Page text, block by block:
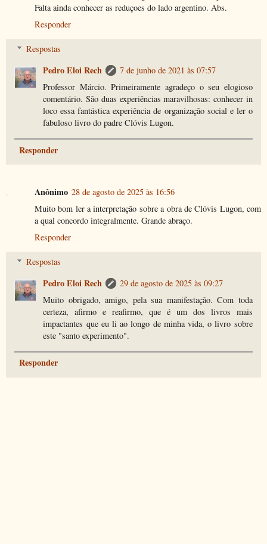
Falta ainda conhecer as reduçoes do lado argentino. Abs.
Responder
Respostas
Pedro Eloi Rech
7 de junho de 2021 às 07:57
Professor Márcio. Primeiramente agradeço o seu elogioso
comentário. São duas experiências maravilhosas: conhecer in
loco essa fantástica experiência de organização social e ler o
fabuloso livro do padre Clóvis Lugon.
Responder
Anônimo 28 de agosto de 2025 às 16:56
Muito bom ler a interpretação sobre a obra de Clóvis Lugon, com
a qual concordo integralmente. Grande abraço.
Responder
Respostas
Pedro Eloi Rech
29 de agosto de 2025 às 09:27
Muito obrigado, amigo, pela sua manifestação. Com toda
certeza, afirmo e reafirmo, que é um dos livros mais
impactantes que eu li ao longo de minha vida, o livro sobre
este "santo experimento".
Responder